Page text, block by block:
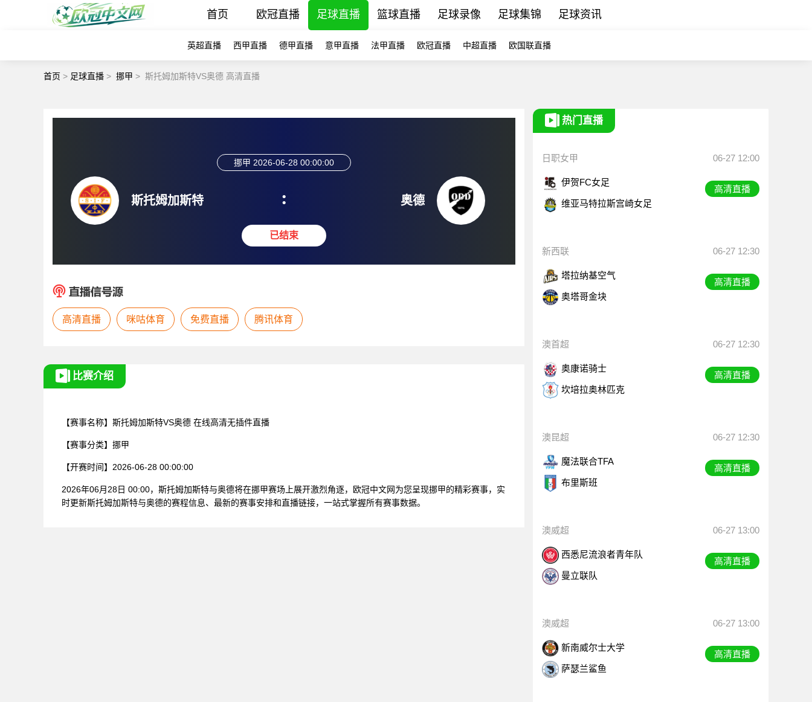
首页 欧冠直播 足球直播 篮球直播 足球录像 足球集锦 足球资讯
英超直播 西甲直播 德甲直播 意甲直播 法甲直播 欧冠直播 中超直播 欧国联直播
首页 > 足球直播 > 挪甲 > 斯托姆加斯特VS奥德 高清直播
斯托姆加斯特
挪甲 2026-06-28 00:00:00
:
已结束
奥德
高清直播 咪咕体育 免费直播 腾讯体育
比赛介绍
【赛事名称】 斯托姆加斯特VS奥德 在线高清无插件直播
【赛事分类】 挪甲
【开赛时间】 2026-06-28 00:00:00
2026年06月28日 00:00，斯托姆加斯特与奥德将在挪甲赛场上展开激烈角逐，欧冠中文网为您呈现挪甲的精彩赛事，实
时更新斯托姆加斯特与奥德的赛程信息、最新的赛事安排和直播链接，一站式掌握所有赛事数据。
热门直播
日职女甲 06-27 12:00
伊贺FC女足
维亚马特拉斯宫崎女足
高清直播
新西联 06-27 12:30
塔拉纳基空气
奥塔哥金块
高清直播
澳首超 06-27 12:30
奥康诺骑士
坎培拉奥林匹克
高清直播
澳昆超 06-27 12:30
魔法联合TFA
布里斯班
高清直播
澳威超 06-27 13:00
西悉尼流浪者青年队
曼立联队
高清直播
澳威超 06-27 13:00
新南威尔士大学
萨瑟兰鲨鱼
高清直播